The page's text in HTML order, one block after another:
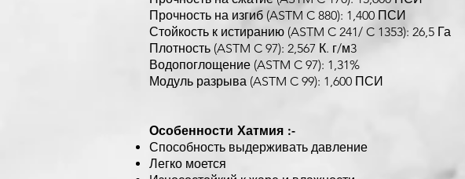
Прочность на изгиб (ASTM C 880): 1,400 ПСИ
Стойкость к истиранию (ASTM C 241/ C 1353): 26,5 Га
Плотность (ASTM C 97): 2,567 К. г/м3
Водопоглощение (ASTM C 97): 1,31%
Модуль разрыва (ASTM C 99): 1,600 ПСИ
Особенности Хатмия :-
Способность выдерживать давление
Легко моется